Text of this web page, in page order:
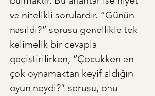
ve nitelikli sorulardır. “Günün
nasıldı?” sorusu genellikle tek
kelimelik bir cevapla
geçiştirilirken, “Çocukken en
çok oynamaktan keyif aldığın
oyun neydi?” sorusu, onu